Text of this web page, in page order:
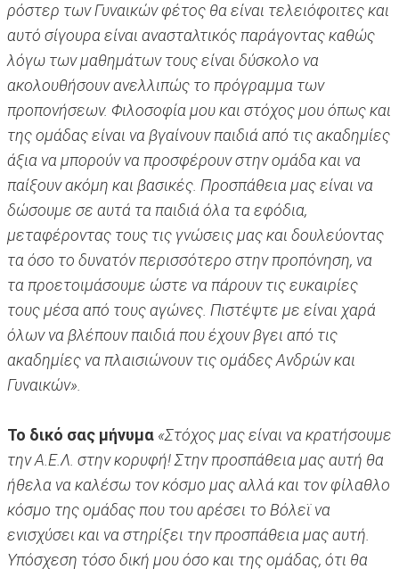
ρόστερ των Γυναικών φέτος θα είναι τελειόφοιτες και
αυτό σίγουρα είναι ανασταλτικός παράγοντας καθώς
λόγω των μαθημάτων τους είναι δύσκολο να
ακολουθήσουν ανελλιπώς το πρόγραμμα των
προπονήσεων. Φιλοσοφία μου και στόχος μου όπως και
της ομάδας είναι να βγαίνουν παιδιά από τις ακαδημίες
άξια να μπορούν να προσφέρουν στην ομάδα και να
παίξουν ακόμη και βασικές. Προσπάθεια μας είναι να
δώσουμε σε αυτά τα παιδιά όλα τα εφόδια,
μεταφέροντας τους τις γνώσεις μας και δουλεύοντας
τα όσο το δυνατόν περισσότερο στην προπόνηση, να
τα προετοιμάσουμε ώστε να πάρουν τις ευκαιρίες
τους μέσα από τους αγώνες. Πιστέψτε με είναι χαρά
όλων να βλέπουν παιδιά που έχουν βγει από τις
ακαδημίες να πλαισιώνουν τις ομάδες Ανδρών και
Γυναικών».
Το δικό σας μήνυμα «Στόχος μας είναι να κρατήσουμε
την Α.Ε.Λ. στην κορυφή! Στην προσπάθεια μας αυτή θα
ήθελα να καλέσω τον κόσμο μας αλλά και τον φίλαθλο
κόσμο της ομάδας που του αρέσει το Βόλεϊ να
ενισχύσει και να στηρίξει την προσπάθεια μας αυτή.
Υπόσχεση τόσο δική μου όσο και της ομάδας, ότι θα